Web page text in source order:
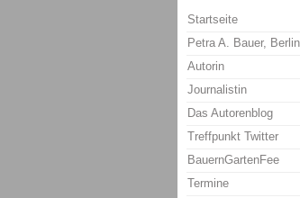
Startseite
Petra A. Bauer, Berlin
Autorin
Journalistin
Das Autorenblog
Treffpunkt Twitter
BauernGartenFee
Termine